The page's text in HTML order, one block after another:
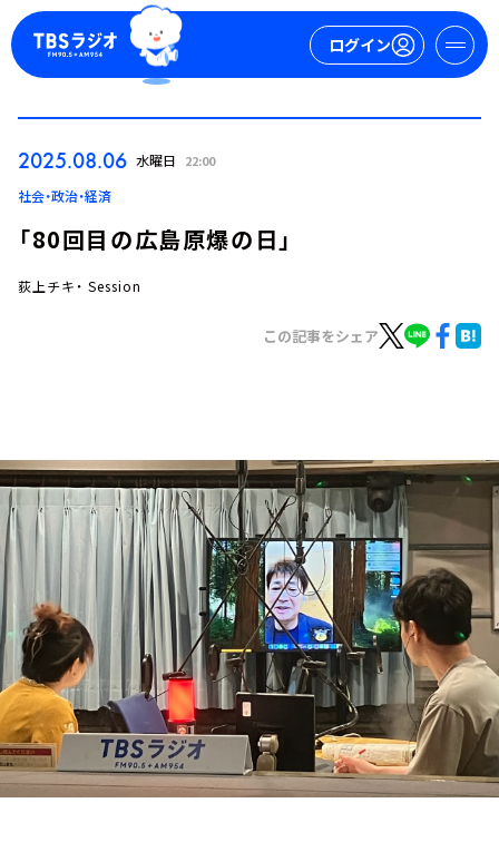
ログイン
トピックス
TBS Podcast
お知らせ
イベント・グッズ
YouTube
会社情報
2025.08.06 水曜日 22:00
社会・政治・経済
「80回目の広島原爆の日」
荻上チキ・ Session
この記事をシェア